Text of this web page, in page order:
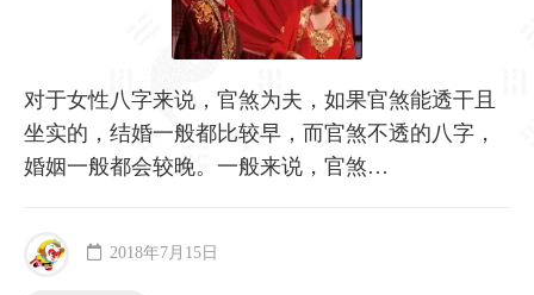
对于女性八字来说，官煞为夫，如果官煞能透干且
坐实的，结婚一般都比较早，而官煞不透的八字，
婚姻一般都会较晚。一般来说，官煞…
2018年7月15日